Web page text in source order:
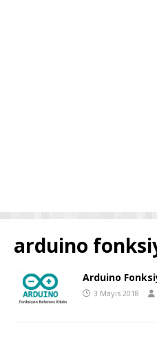
arduino
Arduino
3 Mayıs 2018